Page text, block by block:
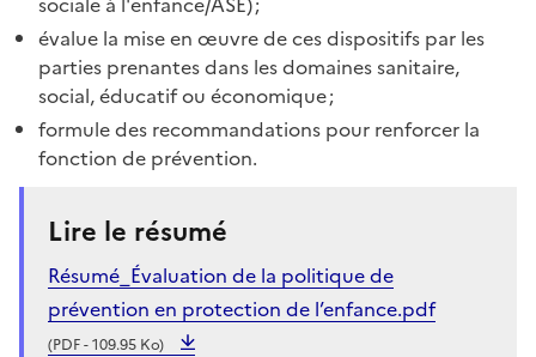
évalue la mise en œuvre de ces dispositifs par les
parties prenantes dans les domaines sanitaire,
social, éducatif ou économique ;
formule des recommandations pour renforcer la
fonction de prévention.
Lire le résumé
Résumé_Évaluation de la politique de
prévention en protection de l’enfance.pdf
(PDF - 109.95 Ko)